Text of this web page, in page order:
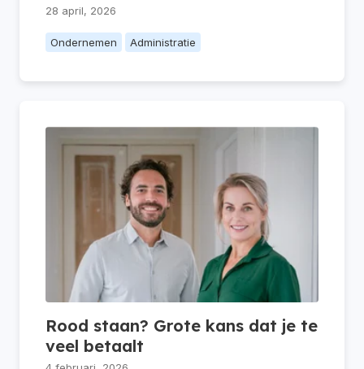
28 april, 2026
Ondernemen Administratie
Rood staan? Grote kans dat je te
veel betaalt